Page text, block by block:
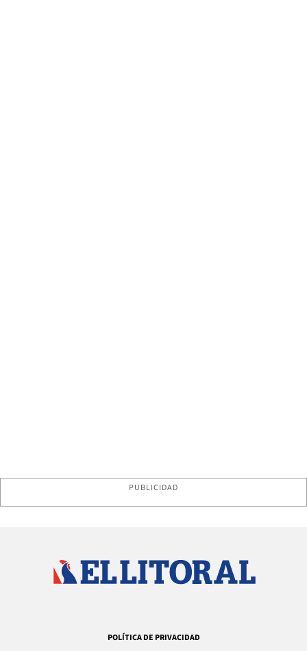
PUBLICIDAD
POLÍTICA DE PRIVACIDAD